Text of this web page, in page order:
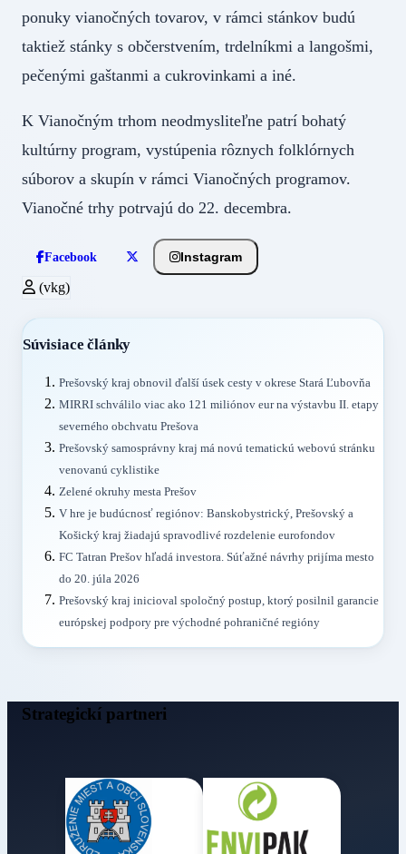
ponuky vianočných tovarov, v rámci stánkov budú
taktiež stánky s občerstvením, trdelníkmi a langošmi,
pečenými gaštanmi a cukrovinkami a iné.
K Vianočným trhom neodmysliteľne patrí bohatý
kultúrny program, vystúpenia rôznych folklórnych
súborov a skupín v rámci Vianočných programov.
Vianočné trhy potrvajú do 22. decembra.
Facebook Instagram
(vkg)
Súvisiace články
Prešovský kraj obnovil ďalší úsek cesty v okrese Stará Ľubovňa
MIRRI schválilo viac ako 121 miliónov eur na výstavbu II. etapy
severného obchvatu Prešova
Prešovský samosprávny kraj má novú tematickú webovú stránku
venovanú cyklistike
Zelené okruhy mesta Prešov
V hre je budúcnosť regiónov: Banskobystrický, Prešovský a
Košický kraj žiadajú spravodlivé rozdelenie eurofondov
FC Tatran Prešov hľadá investora. Súťažné návrhy prijíma mesto
do 20. júla 2026
Prešovský kraj inicioval spoločný postup, ktorý posilnil garancie
európskej podpory pre východné pohraničné regióny
Strategickí partneri